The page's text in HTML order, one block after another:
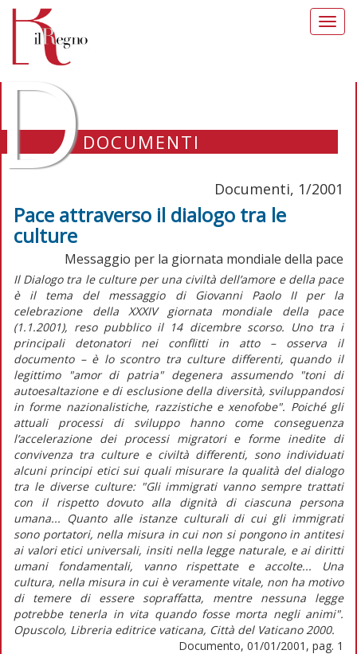
DOCUMENTI
Documenti, 1/2001
Pace attraverso il dialogo tra le
culture
Messaggio per la giornata mondiale della pace
Il Dialogo tra le culture per una civiltà dell’amore e della pace
è il tema del messaggio di Giovanni Paolo II per la
celebrazione della XXXIV giornata mondiale della pace
(1.1.2001), reso pubblico il 14 dicembre scorso. Uno tra i
principali detonatori nei conflitti in atto – osserva il
documento – è lo scontro tra culture differenti, quando il
legittimo "amor di patria" degenera assumendo "toni di
autoesaltazione e di esclusione della diversità, sviluppandosi
in forme nazionalistiche, razzistiche e xenofobe". Poiché gli
attuali processi di sviluppo hanno come conseguenza
l’accelerazione dei processi migratori e forme inedite di
convivenza tra culture e civiltà differenti, sono individuati
alcuni principi etici sui quali misurare la qualità del dialogo
tra le diverse culture: "Gli immigrati vanno sempre trattati
con il rispetto dovuto alla dignità di ciascuna persona
umana... Quanto alle istanze culturali di cui gli immigrati
sono portatori, nella misura in cui non si pongono in antitesi
ai valori etici universali, insiti nella legge naturale, e ai diritti
umani fondamentali, vanno rispettate e accolte... Una
cultura, nella misura in cui è veramente vitale, non ha motivo
di temere di essere sopraffatta, mentre nessuna legge
potrebbe tenerla in vita quando fosse morta negli animi".
Opuscolo, Libreria editrice vaticana, Città del Vaticano 2000.
Documento, 01/01/2001, pag. 1